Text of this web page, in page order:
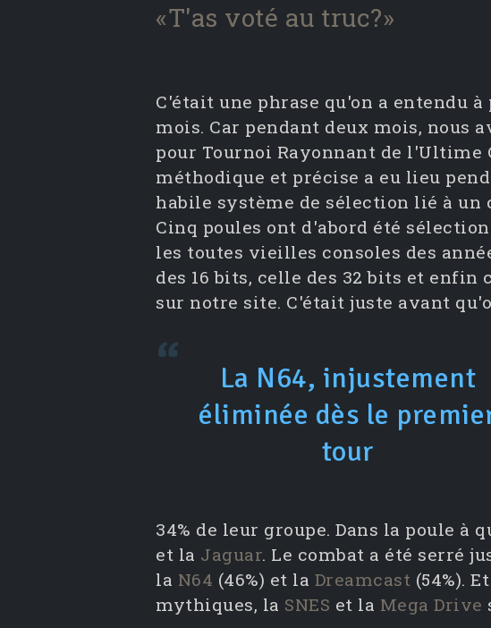
«T'as voté au truc?»
C'était une phrase qu'on a entendu
mois. Car pendant deux mois, nous
pour Tournoi Rayonnant de
méthodique et précise a eu lieu
habile système de sélection lié à un
Cinq poules ont d'abord été
les toutes vieilles consoles des
des 16 bits, celle des 32 bits et
sur notre site. C'était juste avant
La N64, injustement
éliminée dès le
tour
34% de leur groupe. Dans la poule à
et la Jaguar. Le combat a été serré
la N64 (46%) et la Dreamcast (54%).
mythiques, la SNES et la Mega Drive